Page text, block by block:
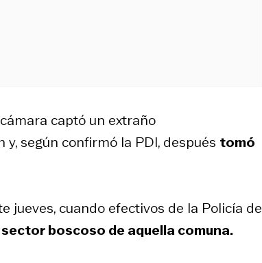
captó un extraño
según confirmó la PDI, después tomó
jueves, cuando efectivos de la Policía de
boscoso de aquella comuna.